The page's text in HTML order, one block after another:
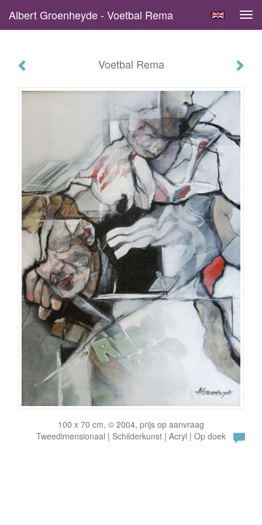
Albert Groenheyde - Voetbal Rema
Voetbal Rema
100 x 70 cm, © 2004, prijs op aanvraag
Tweedimensionaal | Schilderkunst | Acryl | Op doek